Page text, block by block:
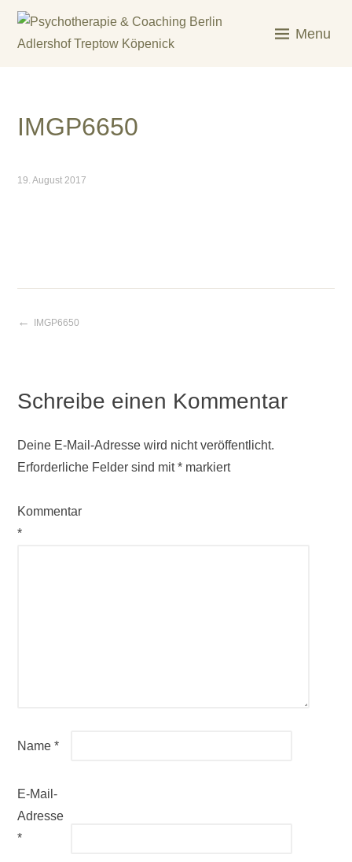
Skip
Menu
IMGP6650
19. August 2017
Beitragsnavigation
IMGP6650
Schreibe einen Kommentar
Deine E-Mail-Adresse wird nicht veröffentlicht.
Erforderliche Felder sind mit* markiert
Kommentar
*
Name*
E-Mail-
Adresse
*